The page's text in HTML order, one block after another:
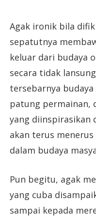
Agak ironik bila
sepatutnya
keluar dari budaya
secara tidak
tersebarnya
patung permainan,
yang diinspirasikan
akan terus
dalam budaya
Pun begitu, agak
yang cuba
sampai kepada